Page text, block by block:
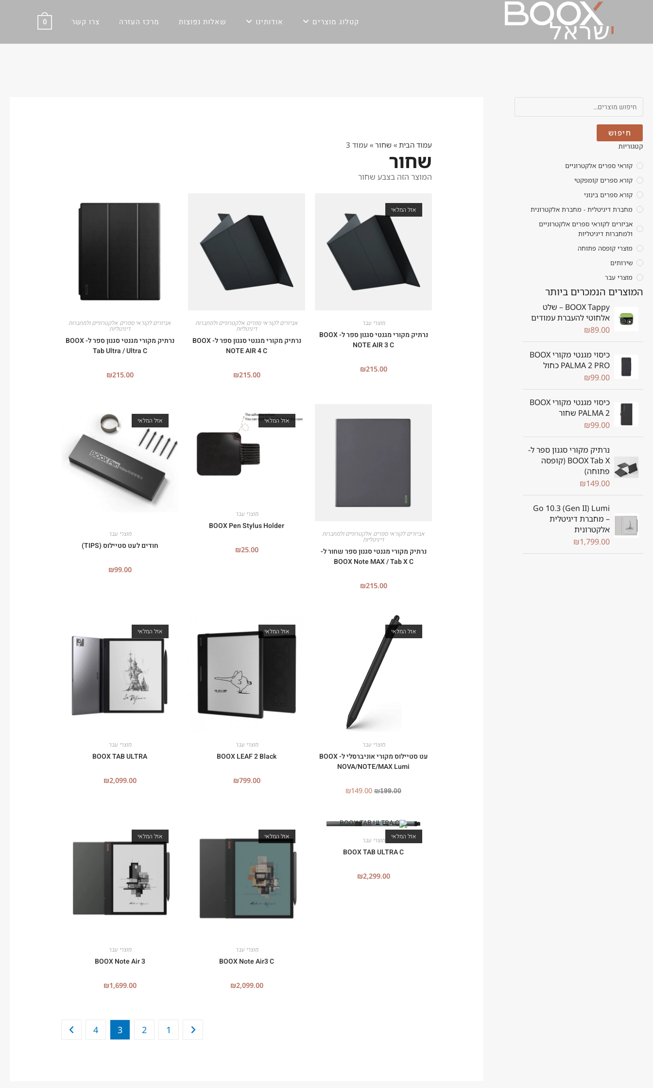
קטלוג מוצרים אודותינו שאלות נפוצות מרכז העזרה צרו קשר 0
חיפוש
קטגוריות
קוראי ספרים אלקטרוניים
קורא ספרים קומפקטי
קורא ספרים בינוני
מחברת דיגיטלית - מחברת אלקטרונית
אביזרים לקוראי ספרים אלקטרוניים
ולמחברות דיגיטליות
מוצרי קופסה פתוחה
שירותים
מוצרי עבר
המוצרים הנמכרים ביותר
BOOX Tappy – שלט
אלחוטי להעברת עמודים
₪89.00
כיסוי מגנטי מקורי BOOX
PALMA 2 PRO כחול
₪99.00
כיסוי מגנטי מקורי BOOX
PALMA 2 שחור
₪99.00
נרתיק מקורי סגנון ספר ל-
BOOX Tab X (קופסה
פתוחה)
₪149.00
Go 10.3 (Gen II) Lumi
– מחברת דיגיטלית
אלקטרונית
₪1,799.00
עמוד הבית» שחור» עמוד 3
שחור
המוצר הזה בצבע שחור
אזל המלאי
מוצרי עבר
נרתיק מקורי מגנטי סגנון ספר ל- BOOX
NOTE AIR 3 C
₪215.00
אביזרים לקוראי ספרים אלקטרוניים ולמחברות
דיגיטליות
נרתיק מקורי מגנטי סגנון ספר ל- BOOX
NOTE AIR 4 C
₪215.00
אביזרים לקוראי ספרים אלקטרוניים ולמחברות
דיגיטליות
נרתיק מקורי מגנטי סגנון ספר ל- BOOX
Tab Ultra / Ultra C
₪215.00
אביזרים לקוראי ספרים אלקטרוניים ולמחברות
דיגיטליות
נרתיק מקורי מגנטי סגנון ספר שחור ל-
BOOX Note MAX / Tab X C
₪215.00
אזל המלאי
מוצרי עבר
BOOX Pen Stylus Holder
₪25.00
אזל המלאי
מוצרי עבר
חודים לעט סטיילוס (TIPS)
₪99.00
אזל המלאי
מוצרי עבר
עט סטיילוס מקורי אוניברסלי ל- BOOX
NOVA/NOTE/MAX Lumi
₪199.00
₪149.00
אזל המלאי
מוצרי עבר
BOOX LEAF 2 Black
₪799.00
אזל המלאי
מוצרי עבר
BOOX TAB ULTRA
₪2,099.00
אזל המלאי מוצרי עבר
BOOX TAB ULTRA C
₪2,299.00
אזל המלאי
מוצרי עבר
BOOX Note Air3 C
₪2,099.00
אזל המלאי
מוצרי עבר
BOOX Note Air 3
₪1,699.00
1
2
3
4